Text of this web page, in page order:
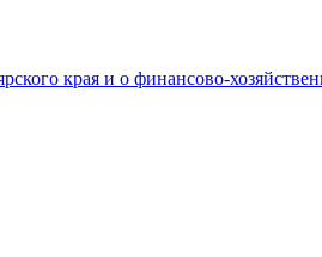
края и о финансово-